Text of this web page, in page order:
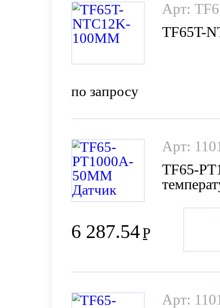
по запросу
Арт:
TF65T-
6 287.54Р
Арт:
TF65-
Арт: